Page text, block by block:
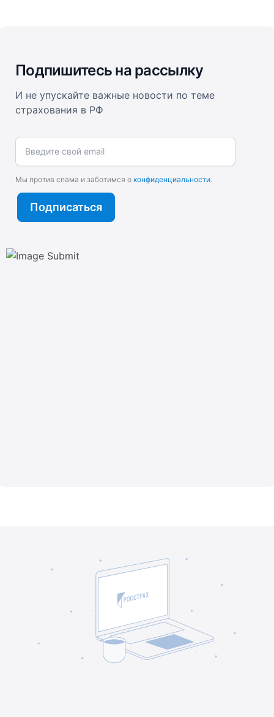
Подпишитесь на рассылку
И не упускайте важные новости по теме
страхования в РФ
Введите свой email
Подписаться
Мы против спама и заботимся о конфиденциальности.